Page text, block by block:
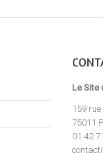
Le Site
159
75011